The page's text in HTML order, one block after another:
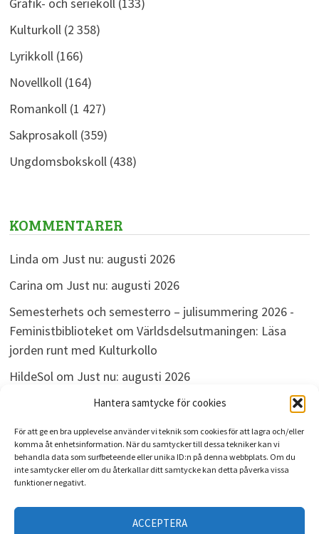
Hantera samtycke för cookies
För att ge en bra upplevelse använder vi teknik som cookies för att lagra och/eller
komma åt enhetsinformation. När du samtycker till dessa tekniker kan vi
behandla data som surfbeteende eller unika ID:n på denna webbplats. Om du
inte samtycker eller om du återkallar ditt samtycke kan detta påverka vissa
funktioner negativt.
ACCEPTERA
Kulturkoll(2 358)
Lyrikkoll(166)
Novellkoll(164)
Romankoll(1 427)
Sakprosakoll(359)
Ungdomsbokskoll(438)
KOMMENTARER
Linda om Just nu: augusti 2026
Carina om Just nu: augusti 2026
Semesterhets och semesterro – julisummering 2026 -
Feministbiblioteketom Världsdelsutmaningen: Läsa
jorden runt med Kulturkollo
HildeSolom Just nu: augusti 2026
omJust nu: augusti 2026
ARKIV